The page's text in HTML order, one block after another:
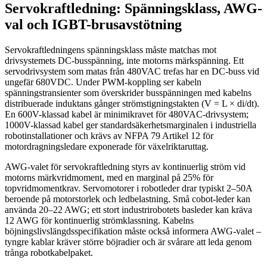
Servokraftledning: Spänningsklass, AWG-
val och IGBT-brusavstötning
Servokraftledningens spänningsklass måste matchas mot
drivsystemets DC-busspänning, inte motorns märkspänning. Ett
servodrivsystem som matas från 480VAC trefas har en DC-buss vid
ungefär 680VDC. Under PWM-koppling ser kabeln
spänningstransienter som överskrider busspänningen med kabelns
distribuerade induktans gånger strömstigningstakten (V = L × di/dt).
En 600V-klassad kabel är minimikravet för 480VAC-drivsystem;
1000V-klassad kabel ger standardsäkerhetsmarginalen i industriella
robotinstallationer och krävs av NFPA 79 Artikel 12 för
motordragningsledare exponerade för växelriktaruttag.
AWG-valet för servokraftledning styrs av kontinuerlig ström vid
motorns märkvridmoment, med en marginal på 25% för
topvridmomentkrav. Servomotorer i robotleder drar typiskt 2–50A
beroende på motorstorlek och ledbelastning. Små cobot-leder kan
använda 20–22 AWG; ett stort industrirobotets basleder kan kräva
12 AWG för kontinuerlig strömklassning. Kabelns
böjningslivslängdsspecifikation måste också informera AWG-valet –
tyngre kablar kräver större böjradier och är svårare att leda genom
trånga robotkabelpaket.